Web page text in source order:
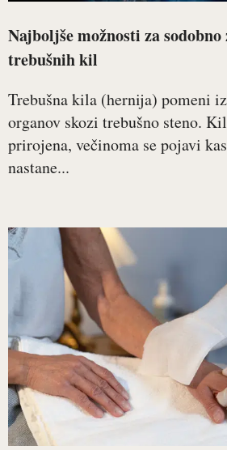
Najboljše možnosti za
trebušnih kil
Trebušna kila (hernija) pomeni
organov skozi trebušno steno.
prirojena, večinoma se pojavi
nastane...